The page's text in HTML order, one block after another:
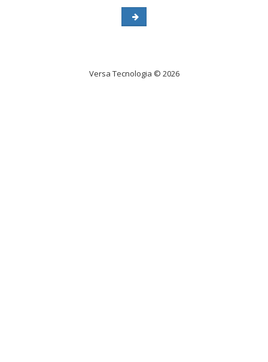
Versa Tecnologia © 2026